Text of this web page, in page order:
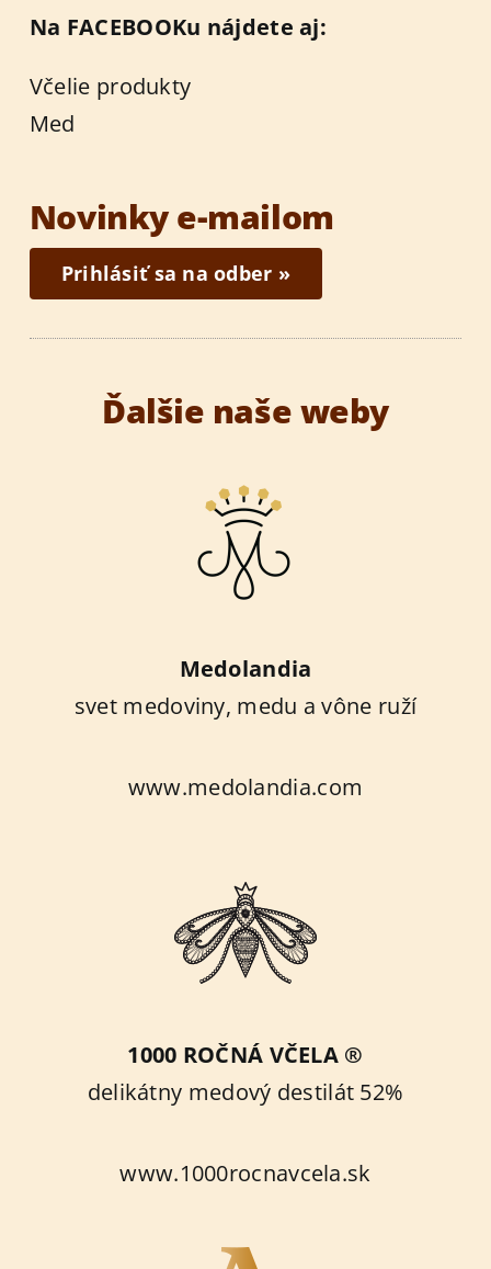
Na FACEBOOKu nájdete aj:
Včelie produkty
Med
Novinky e-mailom
Prihlásiť sa na odber »
Ďalšie naše weby
Medolandia
svet medoviny, medu a vône ruží
www.medolandia.com
1000 ROČNÁ VČELA ®
delikátny medový destilát 52%
www.1000rocnavcela.sk